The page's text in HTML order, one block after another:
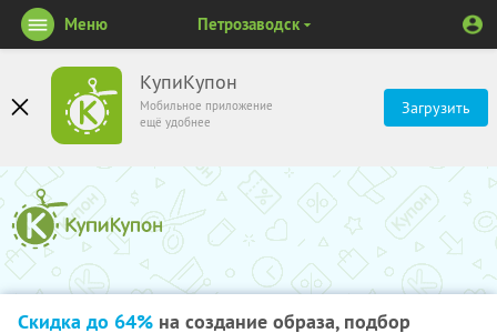
КупиКупон
Мобильное приложение
ещё удобнее
Загрузить
Меню Петрозаводск
Скидка до 64% на создание образа, подбор